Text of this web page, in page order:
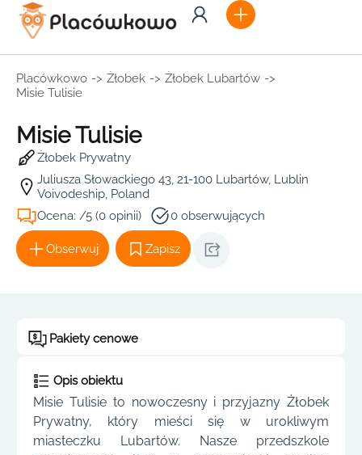
Placówkowo -> Żłobek -> Żłobek Lubartów ->
Misie Tulisie
Misie Tulisie
Żłobek Prywatny
Juliusza Słowackiego 43, 21-100 Lubartów, Lublin
Voivodeship, Poland
Ocena: /5 (0 opinii)
0 obserwujących
Obserwuj Zapisz
Pakiety cenowe
Opis obiektu
Misie Tulisie to nowoczesny i przyjazny Żłobek
Prywatny, który mieści się w urokliwym
miasteczku Lubartów. Nasze przedszkole